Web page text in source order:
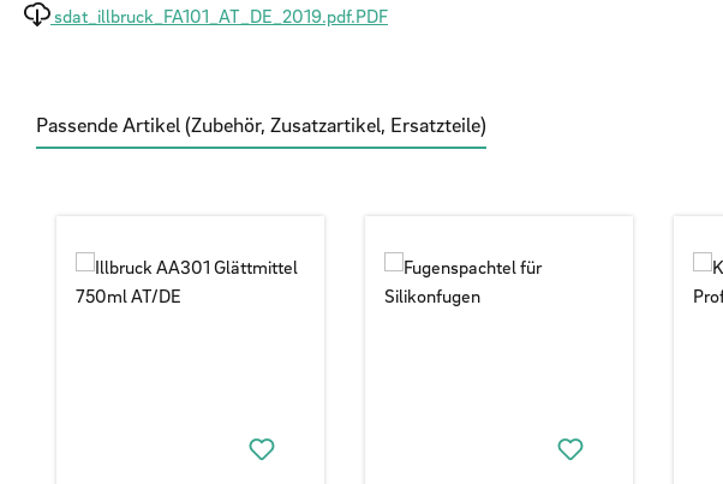
sdat_illbruck_FA101_AT_DE_2019.pdf.PDF
Passende Artikel (Zubehör, Zusatzartikel, Ersatzteile)